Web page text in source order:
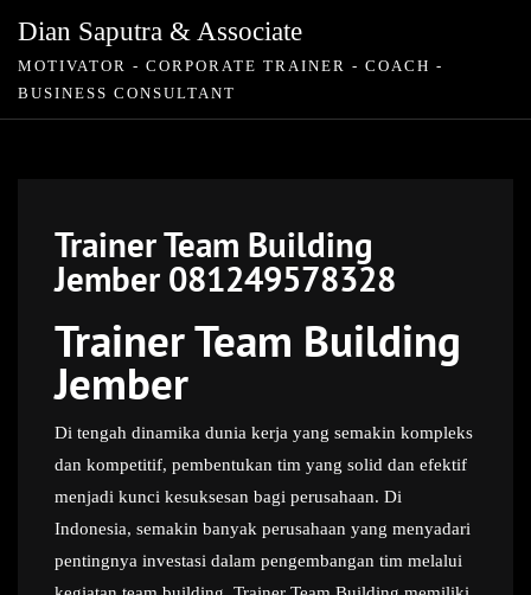
Dian Saputra & Associate
MOTIVATOR - CORPORATE TRAINER - COACH -
BUSINESS CONSULTANT
Trainer Team Building
Jember 081249578328
Trainer Team Building
Jember
Di tengah dinamika dunia kerja yang semakin kompleks
dan kompetitif, pembentukan tim yang solid dan efektif
menjadi kunci kesuksesan bagi perusahaan. Di
Indonesia, semakin banyak perusahaan yang menyadari
pentingnya investasi dalam pengembangan tim melalui